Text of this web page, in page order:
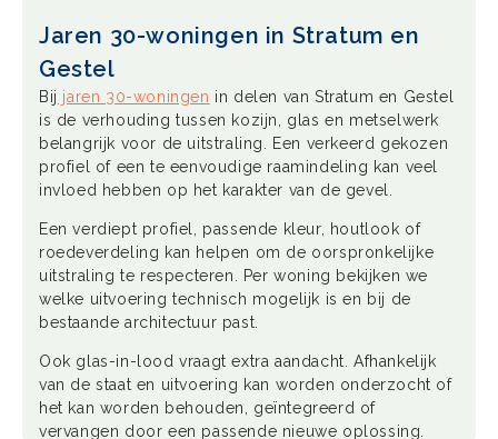
Jaren 30-woningen in Stratum en
Gestel
Bij jaren 30-woningen in delen van Stratum en Gestel
is de verhouding tussen kozijn, glas en metselwerk
belangrijk voor de uitstraling. Een verkeerd gekozen
profiel of een te eenvoudige raamindeling kan veel
invloed hebben op het karakter van de gevel.
Een verdiept profiel, passende kleur, houtlook of
roedeverdeling kan helpen om de oorspronkelijke
uitstraling te respecteren. Per woning bekijken we
welke uitvoering technisch mogelijk is en bij de
bestaande architectuur past.
Ook glas-in-lood vraagt extra aandacht. Afhankelijk
van de staat en uitvoering kan worden onderzocht of
het kan worden behouden, geïntegreerd of
vervangen door een passende nieuwe oplossing.